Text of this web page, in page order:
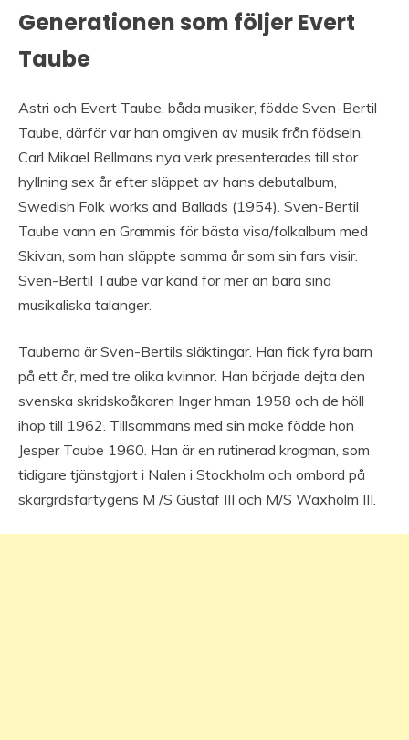
Generationen som följer Evert
Taube
Astri och Evert Taube, båda musiker, födde Sven-Bertil
Taube, därför var han omgiven av musik från födseln.
Carl Mikael Bellmans nya verk presenterades till stor
hyllning sex år efter släppet av hans debutalbum,
Swedish Folk works and Ballads (1954). Sven-Bertil
Taube vann en Grammis för bästa visa/folkalbum med
Skivan, som han släppte samma år som sin fars visir.
Sven-Bertil Taube var känd för mer än bara sina
musikaliska talanger.
Tauberna är Sven-Bertils släktingar. Han fick fyra barn
på ett år, med tre olika kvinnor. Han började dejta den
svenska skridskoåkaren Inger hman 1958 och de höll
ihop till 1962. Tillsammans med sin make födde hon
Jesper Taube 1960. Han är en rutinerad krogman, som
tidigare tjänstgjort i Nalen i Stockholm och ombord på
skärgrdsfartygens M /S Gustaf III och M/S Waxholm III.